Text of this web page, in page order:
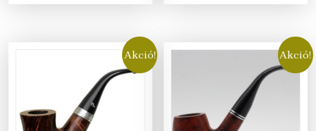
755 Ft. 990 Ft. 605 Ft. 990
Akció! Akció!